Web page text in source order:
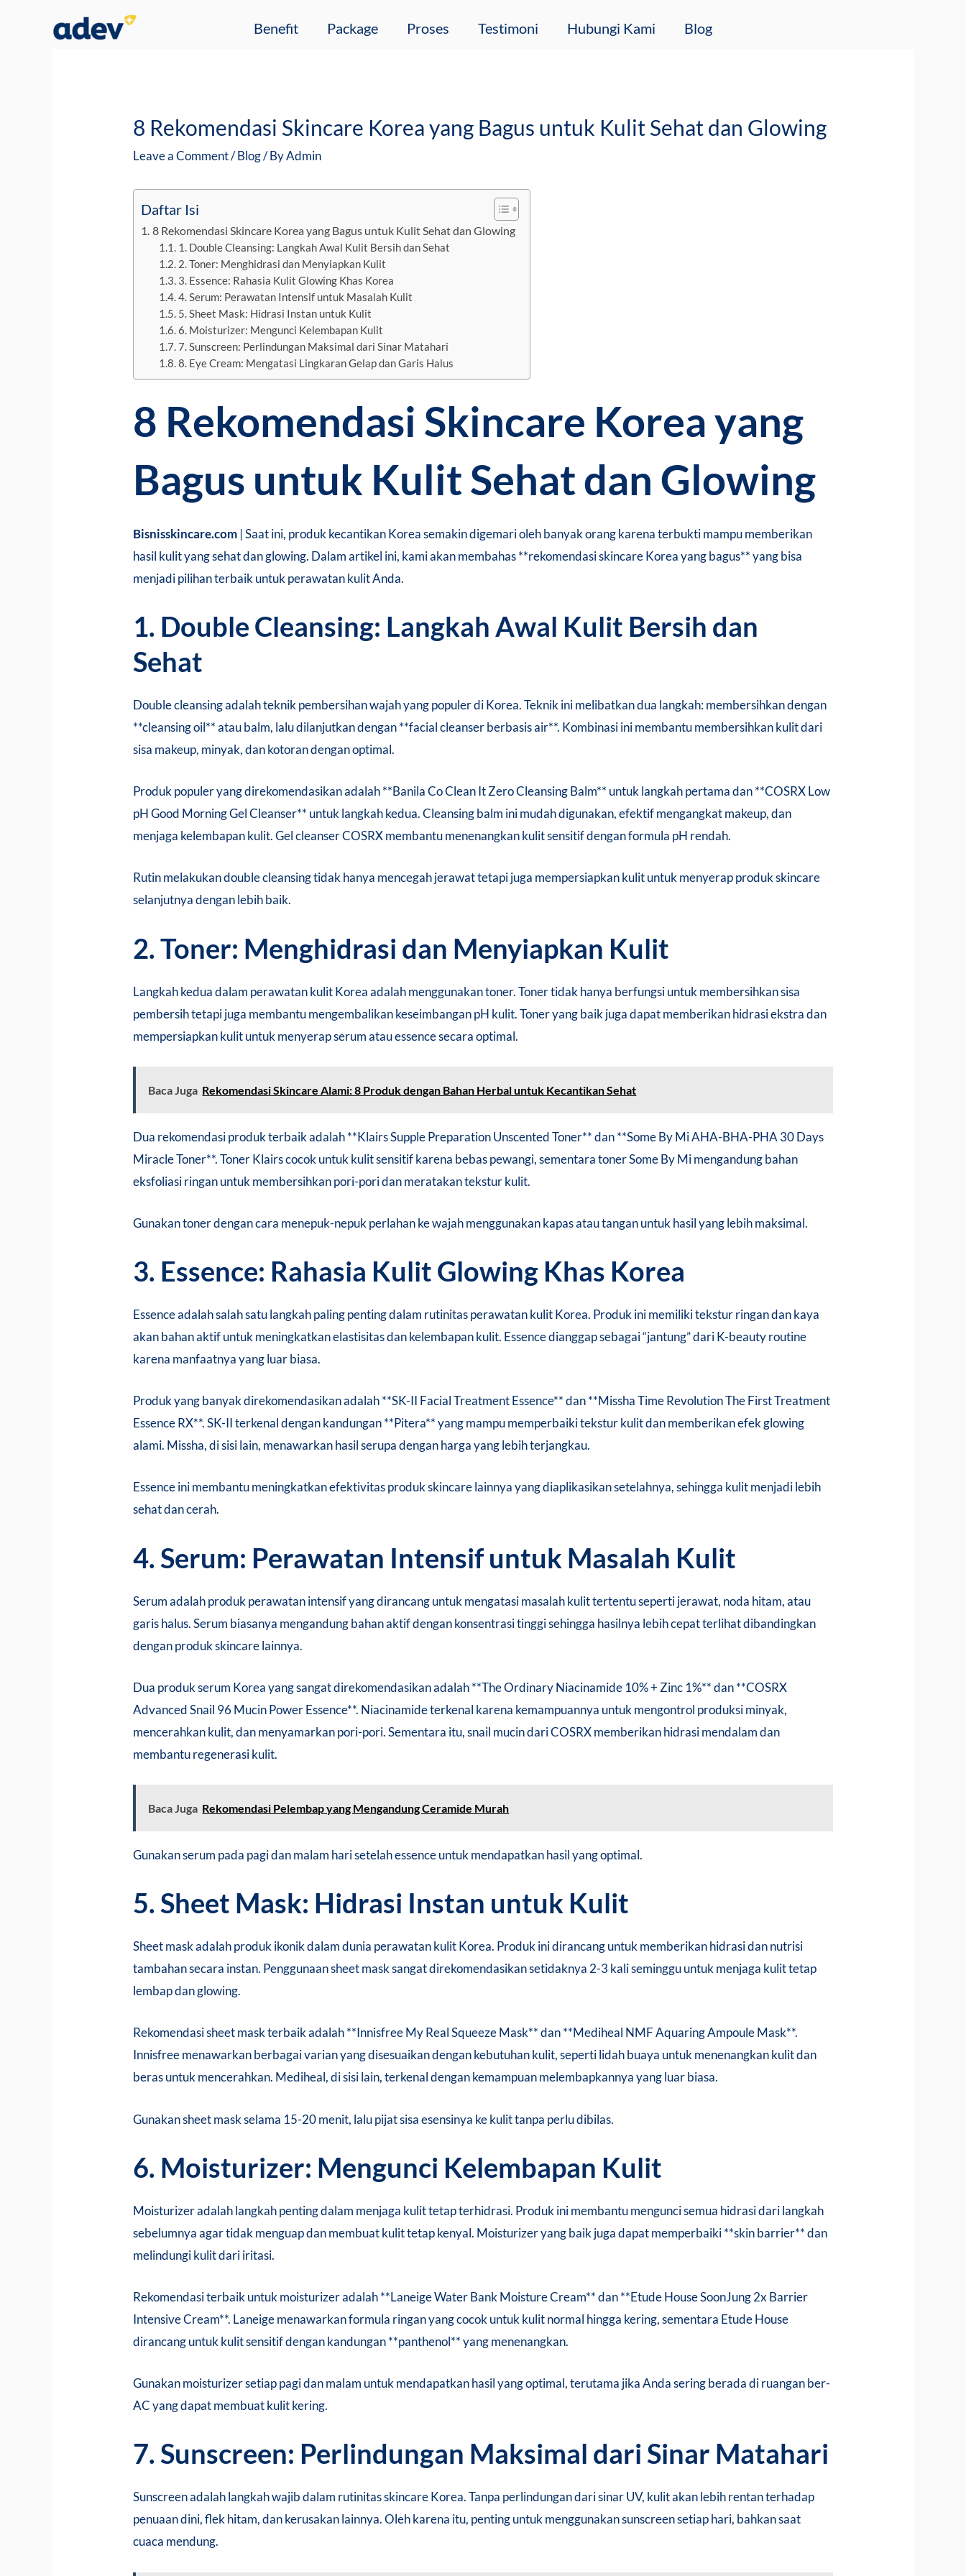
Benefit Package Proses Testimoni Hubungi Kami Blog
8 Rekomendasi Skincare Korea yang Bagus untuk Kulit Sehat dan Glowing
Leave a Comment/Blog/ ByAdmin
Daftar Isi
8 Rekomendasi Skincare Korea yang Bagus untuk Kulit Sehat dan Glowing
1. Double Cleansing: Langkah Awal Kulit Bersih dan Sehat
2. Toner: Menghidrasi dan Menyiapkan Kulit
3. Essence: Rahasia Kulit Glowing Khas Korea
4. Serum: Perawatan Intensif untuk Masalah Kulit
5. Sheet Mask: Hidrasi Instan untuk Kulit
6. Moisturizer: Mengunci Kelembapan Kulit
7. Sunscreen: Perlindungan Maksimal dari Sinar Matahari
8. Eye Cream: Mengatasi Lingkaran Gelap dan Garis Halus
8 Rekomendasi Skincare Korea yang
Bagus untuk Kulit Sehat dan Glowing
Bisnisskincare.com | Saat ini, produk kecantikan Korea semakin digemari oleh banyak orang karena terbukti mampu memberikan
hasil kulit yang sehat dan glowing. Dalam artikel ini, kami akan membahas **rekomendasi skincare Korea yang bagus** yang bisa
menjadi pilihan terbaik untuk perawatan kulit Anda.
1. Double Cleansing: Langkah Awal Kulit Bersih dan
Sehat
Double cleansing adalah teknik pembersihan wajah yang populer di Korea. Teknik ini melibatkan dua langkah: membersihkan dengan
**cleansing oil** atau balm, lalu dilanjutkan dengan **facial cleanser berbasis air**. Kombinasi ini membantu membersihkan kulit dari
sisa makeup, minyak, dan kotoran dengan optimal.
Produk populer yang direkomendasikan adalah **Banila Co Clean It Zero Cleansing Balm** untuk langkah pertama dan **COSRX Low
pH Good Morning Gel Cleanser** untuk langkah kedua. Cleansing balm ini mudah digunakan, efektif mengangkat makeup, dan
menjaga kelembapan kulit. Gel cleanser COSRX membantu menenangkan kulit sensitif dengan formula pH rendah.
Rutin melakukan double cleansing tidak hanya mencegah jerawat tetapi juga mempersiapkan kulit untuk menyerap produk skincare
selanjutnya dengan lebih baik.
2. Toner: Menghidrasi dan Menyiapkan Kulit
Langkah kedua dalam perawatan kulit Korea adalah menggunakan toner. Toner tidak hanya berfungsi untuk membersihkan sisa
pembersih tetapi juga membantu mengembalikan keseimbangan pH kulit. Toner yang baik juga dapat memberikan hidrasi ekstra dan
mempersiapkan kulit untuk menyerap serum atau essence secara optimal.
Baca Juga Rekomendasi Skincare Alami: 8 Produk dengan Bahan Herbal untuk Kecantikan Sehat
Dua rekomendasi produk terbaik adalah **Klairs Supple Preparation Unscented Toner** dan **Some By Mi AHA-BHA-PHA 30 Days
Miracle Toner**. Toner Klairs cocok untuk kulit sensitif karena bebas pewangi, sementara toner Some By Mi mengandung bahan
eksfoliasi ringan untuk membersihkan pori-pori dan meratakan tekstur kulit.
Gunakan toner dengan cara menepuk-nepuk perlahan ke wajah menggunakan kapas atau tangan untuk hasil yang lebih maksimal.
3. Essence: Rahasia Kulit Glowing Khas Korea
Essence adalah salah satu langkah paling penting dalam rutinitas perawatan kulit Korea. Produk ini memiliki tekstur ringan dan kaya
akan bahan aktif untuk meningkatkan elastisitas dan kelembapan kulit. Essence dianggap sebagai “jantung” dari K-beauty routine
karena manfaatnya yang luar biasa.
Produk yang banyak direkomendasikan adalah **SK-II Facial Treatment Essence** dan **Missha Time Revolution The First Treatment
Essence RX**. SK-II terkenal dengan kandungan **Pitera** yang mampu memperbaiki tekstur kulit dan memberikan efek glowing
alami. Missha, di sisi lain, menawarkan hasil serupa dengan harga yang lebih terjangkau.
Essence ini membantu meningkatkan efektivitas produk skincare lainnya yang diaplikasikan setelahnya, sehingga kulit menjadi lebih
sehat dan cerah.
4. Serum: Perawatan Intensif untuk Masalah Kulit
Serum adalah produk perawatan intensif yang dirancang untuk mengatasi masalah kulit tertentu seperti jerawat, noda hitam, atau
garis halus. Serum biasanya mengandung bahan aktif dengan konsentrasi tinggi sehingga hasilnya lebih cepat terlihat dibandingkan
dengan produk skincare lainnya.
Dua produk serum Korea yang sangat direkomendasikan adalah **The Ordinary Niacinamide 10% + Zinc 1%** dan **COSRX
Advanced Snail 96 Mucin Power Essence**. Niacinamide terkenal karena kemampuannya untuk mengontrol produksi minyak,
mencerahkan kulit, dan menyamarkan pori-pori. Sementara itu, snail mucin dari COSRX memberikan hidrasi mendalam dan
membantu regenerasi kulit.
Baca Juga Rekomendasi Pelembap yang Mengandung Ceramide Murah
Gunakan serum pada pagi dan malam hari setelah essence untuk mendapatkan hasil yang optimal.
5. Sheet Mask: Hidrasi Instan untuk Kulit
Sheet mask adalah produk ikonik dalam dunia perawatan kulit Korea. Produk ini dirancang untuk memberikan hidrasi dan nutrisi
tambahan secara instan. Penggunaan sheet mask sangat direkomendasikan setidaknya 2-3 kali seminggu untuk menjaga kulit tetap
lembap dan glowing.
Rekomendasi sheet mask terbaik adalah **Innisfree My Real Squeeze Mask** dan **Mediheal NMF Aquaring Ampoule Mask**.
Innisfree menawarkan berbagai varian yang disesuaikan dengan kebutuhan kulit, seperti lidah buaya untuk menenangkan kulit dan
beras untuk mencerahkan. Mediheal, di sisi lain, terkenal dengan kemampuan melembapkannya yang luar biasa.
Gunakan sheet mask selama 15-20 menit, lalu pijat sisa esensinya ke kulit tanpa perlu dibilas.
6. Moisturizer: Mengunci Kelembapan Kulit
Moisturizer adalah langkah penting dalam menjaga kulit tetap terhidrasi. Produk ini membantu mengunci semua hidrasi dari langkah
sebelumnya agar tidak menguap dan membuat kulit tetap kenyal. Moisturizer yang baik juga dapat memperbaiki **skin barrier** dan
melindungi kulit dari iritasi.
Rekomendasi terbaik untuk moisturizer adalah **Laneige Water Bank Moisture Cream** dan **Etude House SoonJung 2x Barrier
Intensive Cream**. Laneige menawarkan formula ringan yang cocok untuk kulit normal hingga kering, sementara Etude House
dirancang untuk kulit sensitif dengan kandungan **panthenol** yang menenangkan.
Gunakan moisturizer setiap pagi dan malam untuk mendapatkan hasil yang optimal, terutama jika Anda sering berada di ruangan ber-
AC yang dapat membuat kulit kering.
7. Sunscreen: Perlindungan Maksimal dari Sinar Matahari
Sunscreen adalah langkah wajib dalam rutinitas skincare Korea. Tanpa perlindungan dari sinar UV, kulit akan lebih rentan terhadap
penuaan dini, flek hitam, dan kerusakan lainnya. Oleh karena itu, penting untuk menggunakan sunscreen setiap hari, bahkan saat
cuaca mendung.
navigation